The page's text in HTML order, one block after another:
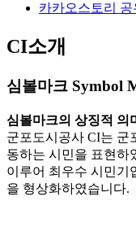
카카오스토리 공
CI소개
심볼마크 Symbol
심볼마크의 상징적 의
군포도시공사 CI는 군
동하는 시민을 표현하
이루어 최우수 시민기
을 형상화하였습니다.